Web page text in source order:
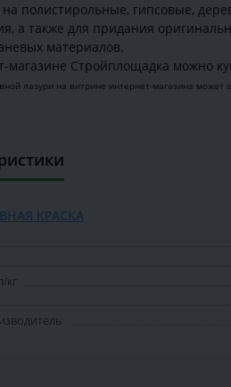
на полистирольные, гипсовые,
а также для придания
материалов.
магазине Стройплощадка можно
лазури на витрине интернет-магазина
КРАСКА
кг